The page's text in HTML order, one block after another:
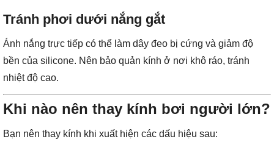
Tránh phơi dưới nắng gắt
Ánh nắng trực tiếp có thể làm dây đeo bị cứng và giảm độ
bền của silicone. Nên bảo quản kính ở nơi khô ráo, tránh
nhiệt độ cao.
Khi nào nên thay kính bơi người lớn?
Bạn nên thay kính khi xuất hiện các dấu hiệu sau: